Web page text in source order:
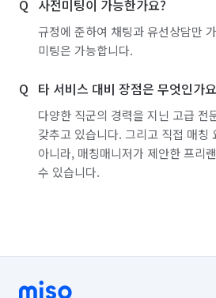
사전미팅이 가능한가요?
규정에 준하여 채팅과 유선상담만
미팅은 가능합니다.
타 서비스 대비 장점은 무엇인가
다양한 직군의 경력을 지닌 고급 전
갖추고 있습니다. 그리고 직접 매칭
아니라, 매칭매니저가 제안한 프리
수 있습니다.